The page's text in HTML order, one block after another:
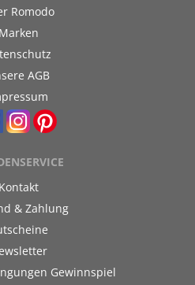
Romodo
Marken
AGB
Kontakt
& Zahlung
Gewinnspiel